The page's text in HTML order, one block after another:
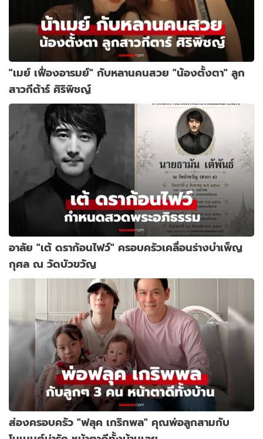
"เมย์ เฟื่องอารมย์" กับหลานคนสวย "น้องตั้งตา" ลูก
สาวกีต้าร์ ศิริพิชญ์
อาลัย "เต้ ดราก้อนไฟว์" ครอบครัวเคลื่อนร่างบำเพ็ญ
กุศล ณ วัดบัวขวัญ
ส่องครอบครัว "ฟลุค เกริกพล" คุณพ่อลูกสามกับ